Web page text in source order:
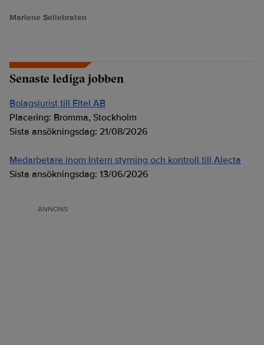
Marlene Sellebraten
Senaste lediga jobben
Bolagsjurist till Eltel AB
Placering: Bromma, Stockholm
Sista ansökningsdag: 21/08/2026
Medarbetare inom Intern styrning och kontroll till Alecta
Sista ansökningsdag: 13/06/2026
ANNONS